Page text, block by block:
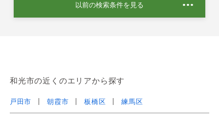
以前の検索条件を見る
和光市の近くのエリアから探す
戸田市 朝霞市 板橋区 練馬区